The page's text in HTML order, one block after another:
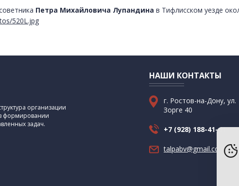
Петра Михайловича Лупандина в Тифлисском уезде
520L.jpg
организации
в формировании
задач.
НАШИ КОНТАКТЫ
г. Ростов-на-Дону, ул.
Зорге 40
+7 (928) 188-41-41
talpabv@gmail.com